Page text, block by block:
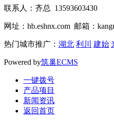
联系人：齐总 13593603430
网址：hb.eshnx.com 邮箱：
热门城市推广： 湖北 利川 建始
Powered by筑巢ECMS
一键拨号
产品项目
新闻资讯
返回首页